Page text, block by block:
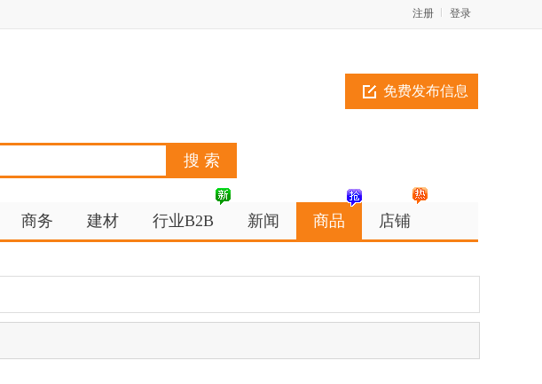
登录
注册
免费发布信息
商务 建材 行业B2B 新闻 商品 店铺